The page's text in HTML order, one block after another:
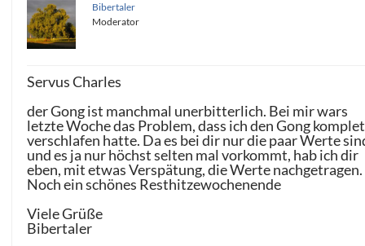
Bibertaler
Moderator
Servus Charles
der Gong ist manchmal unerbitterlich. Bei mir wars
letzte Woche das Problem, dass ich den Gong
verschlafen hatte. Da es bei dir nur die paar Werte
und es ja nur höchst selten mal vorkommt, hab ich dir
eben, mit etwas Verspätung, die Werte nachgetragen.
Noch ein schönes Resthitzewochenende
Viele Grüße
Bibertaler